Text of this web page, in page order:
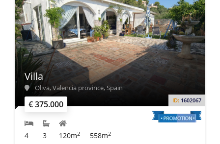
€ 375.000 ID: 1602067
Villa
Oliva, Valencia province, Spain
4 3 120m2 558m2